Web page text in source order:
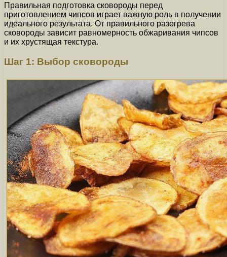
Правильная подготовка сковороды перед
приготовлением чипсов играет важную роль в получении
идеального результата. От правильного разогрева
сковороды зависит равномерность обжаривания чипсов
и их хрустящая текстура.
Шаг 1: Выбор сковороды